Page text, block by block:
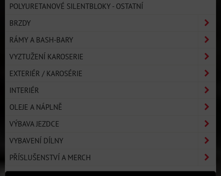
POLYURETANOVÉ SILENTBLOKY - OSTATNÍ
BRZDY
RÁMY A BASH-BARY
VYZTUŽENÍ KAROSERIE
EXTERIÉR / KAROSÉRIE
INTERIÉR
OLEJE A NÁPLNĚ
VÝBAVA JEZDCE
VYBAVENÍ DÍLNY
PŘÍSLUŠENSTVÍ A MERCH